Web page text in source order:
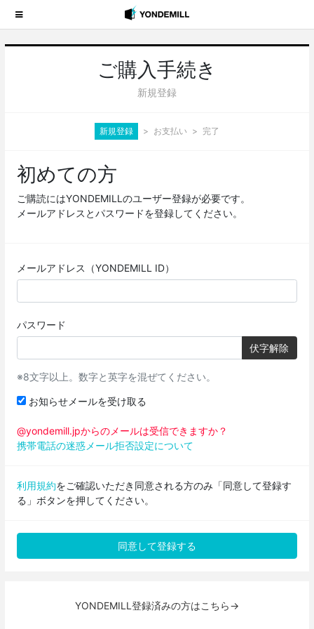
ご購入手続き
新規登録
新規登録 お支払い 完了
初めての方
ご購読にはYONDEMILLのユーザー登録が必要です。
メールアドレスとパスワードを登録してください。
メールアドレス（YONDEMILL ID）
パスワード
伏字解除
※8文字以上。数字と英字を混ぜてください。
お知らせメールを受け取る
@yondemill.jpからのメールは受信できますか？
携帯電話の迷惑メール拒否設定について
利用規約をご確認いただき同意される方のみ「同意して登録す
る」ボタンを押してください。
YONDEMILL登録済みの方はこちら→